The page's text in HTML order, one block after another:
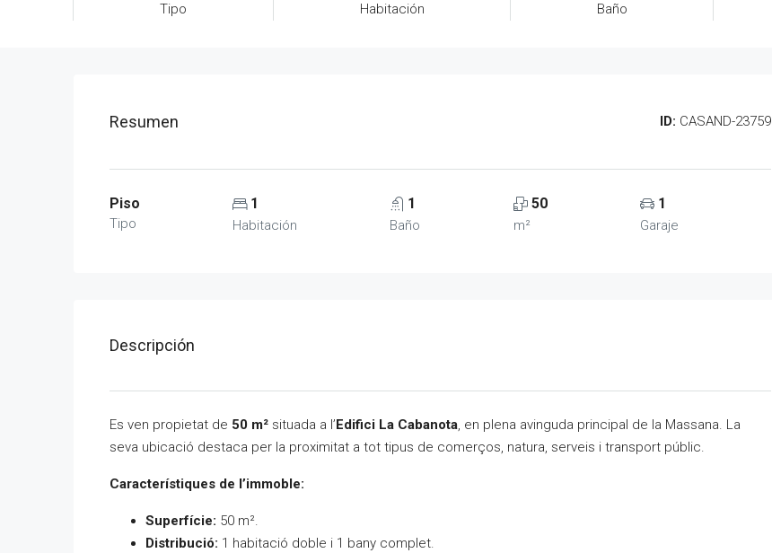
Tipo
Habitación
Baño
Resumen ID: CASAND-23759
Piso
Tipo
1
Habitación
1
Baño
50
m²
1
Garaje
Descripción
Es ven propietat de 50 m² situada a l’ Edifici La Cabanota, en plena avinguda principal de la Massana. La
seva ubicació destaca per la proximitat a tot tipus de comerços, natura, serveis i transport públic.
Característiques de l’immoble:
Superfície: 50 m².
Distribució: 1 habitació doble i 1 bany complet.